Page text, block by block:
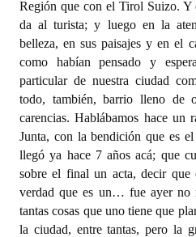
Región que con el Tirol Suizo. Y
da al turista; y luego en la
belleza, en sus paisajes y en el
como habían pensado y
particular de nuestra ciudad
todo, también, barrio lleno de
carencias. Hablábamos hace un
Junta, con la bendición que es
llegó ya hace 7 años acá; que
sobre el final un acta, decir que
verdad que es un… fue ayer no
tantas cosas que uno tiene que
la ciudad, entre tantas, pero la